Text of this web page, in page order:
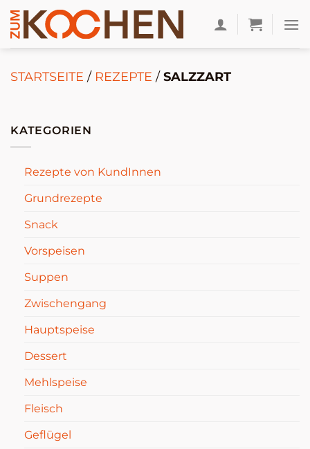
Zum
Inhalt
springen
STARTSEITE / REZEPTE /SALZZART
KATEGORIEN
Rezepte von KundInnen
Grundrezepte
Snack
Vorspeisen
Suppen
Zwischengang
Hauptspeise
Dessert
Mehlspeise
Fleisch
Geflügel